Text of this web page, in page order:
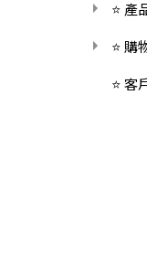
⭐ 產
⭐ 購
⭐ 客